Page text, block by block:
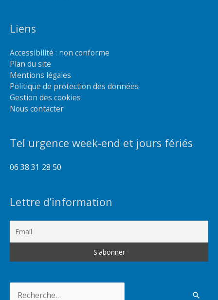
Liens
Accessibilité : non conforme
Plan du site
Mentions légales
Politique de protection des données
Gestion des cookies
Nous contacter
Tel urgence week-end et jours fériés
06 38 31 28 50
Lettre d’information